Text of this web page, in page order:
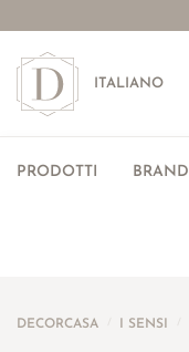
ITALIANO
PRODOTTI BRAND
DECORCASA I SENSI